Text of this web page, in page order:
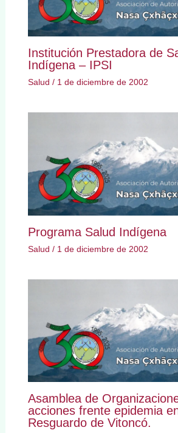
Institución Prestadora de
Indígena – IPSI
Salud / 1 de diciembre de 2002
Programa Salud Indígena
Salud / 1 de diciembre de 2002
Asamblea de
acciones frente epidemia
Resguardo de Vitoncó.